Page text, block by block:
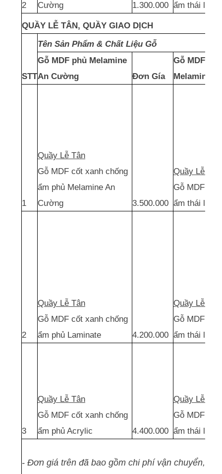
2 Cường 1.300.000 ẩm thái lan
QUẦY LỄ TÂN, QUẦY GIAO DỊCH
STT
Tên Sản Phẩm & Chất Liệu Gỗ
Gỗ MDF phủ Melamine
An Cường
Đơn Gía
Gỗ MDF
Melamine
1
Quầy Lễ Tân
Gỗ MDF cốt xanh chống
ẩm phủ Melamine An
Cường
3.500.000
Quầy Lễ Tân
Gỗ MDF cốt
ẩm thái lan
2
Quầy Lễ Tân
Gỗ MDF cốt xanh chống
ẩm phủ Laminate
4.200.000
Quầy Lễ Tân
Gỗ MDF cốt
ẩm thái lan
3
Quầy Lễ Tân
Gỗ MDF cốt xanh chống
ẩm phủ Acrylic
4.400.000
Quầy Lễ Tân
Gỗ MDF cốt
ẩm thái lan
- Đơn giá trên đã bao gồm chi phí vận chuyển,